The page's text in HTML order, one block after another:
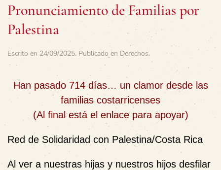
Pronunciamiento de Familias por
Palestina
Escrito en 24/09/2025. Publicado en Derechos.
Han pasado 714 días… un clamor desde las
familias costarricenses
(Al final está el enlace para apoyar)
Red de Solidaridad con Palestina/Costa Rica
Al ver a nuestras hijas y nuestros hijos desfilar